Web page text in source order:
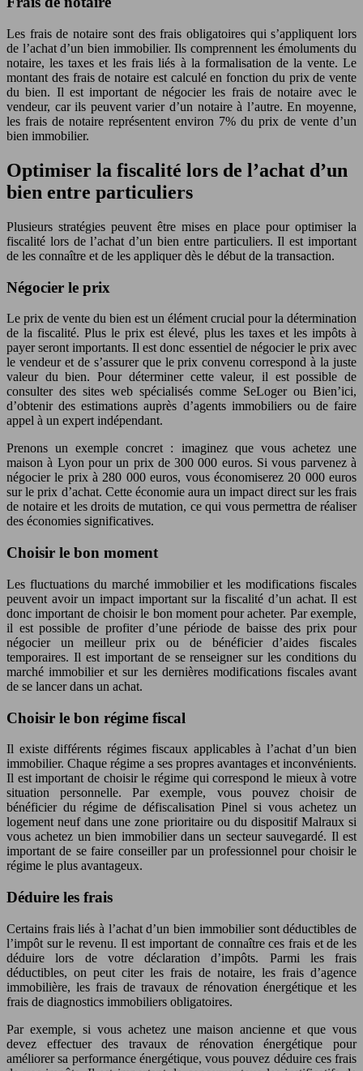
Les frais de notaire sont des frais obligatoires qui s’appliquent lors
de l’achat d’un bien immobilier. Ils comprennent les émoluments du
notaire, les taxes et les frais liés à la formalisation de la vente. Le
montant des frais de notaire est calculé en fonction du prix de vente
du bien. Il est important de négocier les frais de notaire avec le
vendeur, car ils peuvent varier d’un notaire à l’autre. En moyenne,
les frais de notaire représentent environ 7% du prix de vente d’un
bien immobilier.
Optimiser la fiscalité lors de l’achat d’un
bien entre particuliers
Plusieurs stratégies peuvent être mises en place pour optimiser la
fiscalité lors de l’achat d’un bien entre particuliers. Il est important
de les connaître et de les appliquer dès le début de la transaction.
Négocier le prix
Le prix de vente du bien est un élément crucial pour la détermination
de la fiscalité. Plus le prix est élevé, plus les taxes et les impôts à
payer seront importants. Il est donc essentiel de négocier le prix avec
le vendeur et de s’assurer que le prix convenu correspond à la juste
valeur du bien. Pour déterminer cette valeur, il est possible de
consulter des sites web spécialisés comme SeLoger ou Bien’ici,
d’obtenir des estimations auprès d’agents immobiliers ou de faire
appel à un expert indépendant.
Prenons un exemple concret : imaginez que vous achetez une
maison à Lyon pour un prix de 300 000 euros. Si vous parvenez à
négocier le prix à 280 000 euros, vous économiserez 20 000 euros
sur le prix d’achat. Cette économie aura un impact direct sur les frais
de notaire et les droits de mutation, ce qui vous permettra de réaliser
des économies significatives.
Choisir le bon moment
Les fluctuations du marché immobilier et les modifications fiscales
peuvent avoir un impact important sur la fiscalité d’un achat. Il est
donc important de choisir le bon moment pour acheter. Par exemple,
il est possible de profiter d’une période de baisse des prix pour
négocier un meilleur prix ou de bénéficier d’aides fiscales
temporaires. Il est important de se renseigner sur les conditions du
marché immobilier et sur les dernières modifications fiscales avant
de se lancer dans un achat.
Choisir le bon régime fiscal
Il existe différents régimes fiscaux applicables à l’achat d’un bien
immobilier. Chaque régime a ses propres avantages et inconvénients.
Il est important de choisir le régime qui correspond le mieux à votre
situation personnelle. Par exemple, vous pouvez choisir de
bénéficier du régime de défiscalisation Pinel si vous achetez un
logement neuf dans une zone prioritaire ou du dispositif Malraux si
vous achetez un bien immobilier dans un secteur sauvegardé. Il est
important de se faire conseiller par un professionnel pour choisir le
régime le plus avantageux.
Déduire les frais
Certains frais liés à l’achat d’un bien immobilier sont déductibles de
l’impôt sur le revenu. Il est important de connaître ces frais et de les
déduire lors de votre déclaration d’impôts. Parmi les frais
déductibles, on peut citer les frais de notaire, les frais d’agence
immobilière, les frais de travaux de rénovation énergétique et les
frais de diagnostics immobiliers obligatoires.
Par exemple, si vous achetez une maison ancienne et que vous
devez effectuer des travaux de rénovation énergétique pour
améliorer sa performance énergétique, vous pouvez déduire ces frais